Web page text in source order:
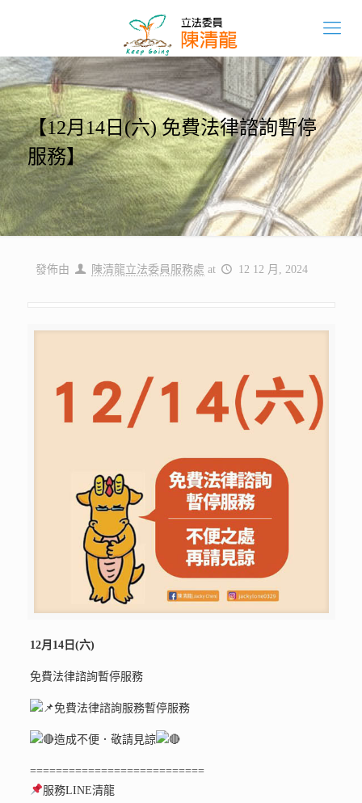
【12月14日(六) 免費法律諮詢暫停
服務】
發佈由 陳清龍立法委員服務處 at 12 12 月, 2024
12月14日(六)
免費法律諮詢暫停服務
免費法律諮詢服務暫停服務
造成不便．敬請見諒
===========================
服務LINE清龍